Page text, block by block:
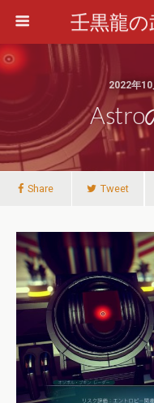
壬黒龍
2022年
Astro
Share Tweet